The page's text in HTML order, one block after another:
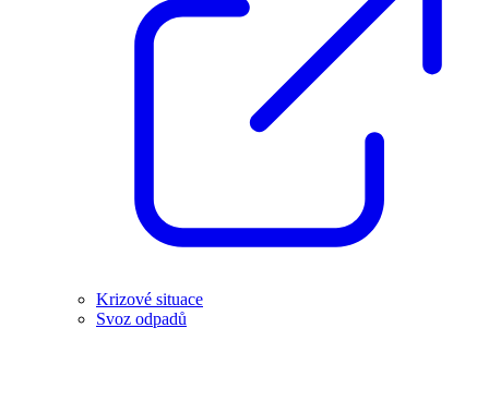
Krizové situace
Svoz odpadů